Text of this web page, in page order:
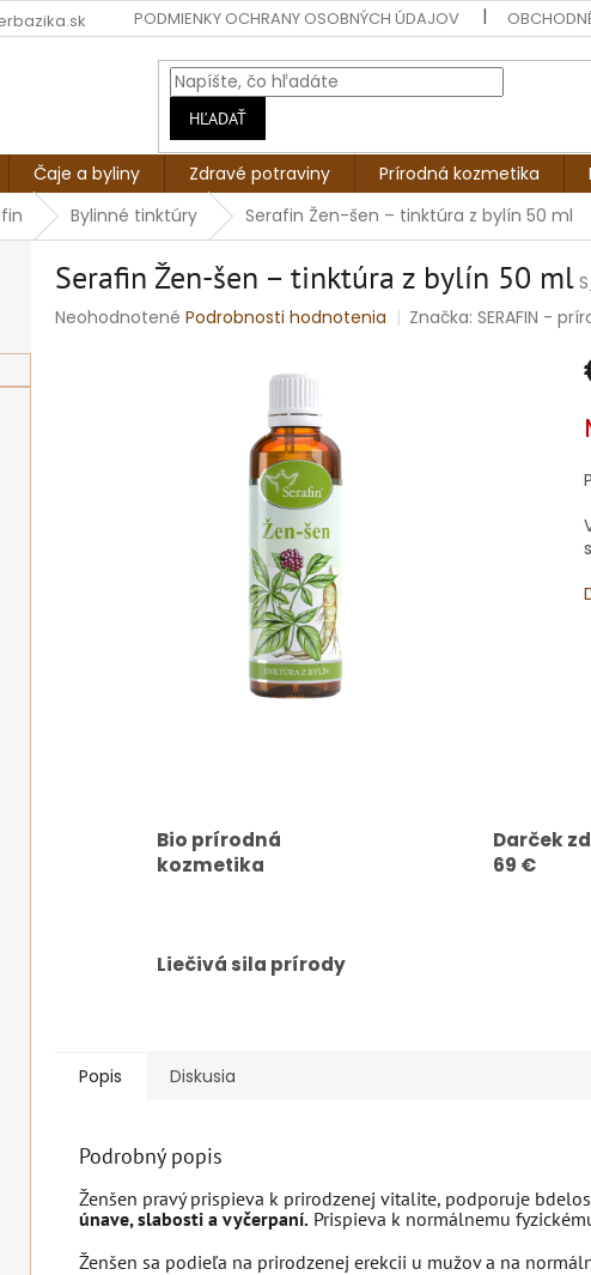
PODMIENKY OCHRANY OSOBNÝCH ÚDAJOV
HĽADAŤ
Čaje a byliny Zdravé potraviny Prírodná kozmetika
Bylinné tinktúry Serafin Žen-šen – tinktúra z bylín 50 ml
Serafin Žen-šen – tinktúra z bylín 50 ml
Priemerné
Neohodnotené Podrobnosti hodnotenia Značka:SERAFIN -
Bio prírodná
kozmetika
Darček
69 €
Liečivá sila prírody
Popis Diskusia
Podrobný popis
Ženšen pravý prispieva k prirodzenej vitalite, podporuje
únave, slabosti a vyčerpaní. Prispieva k normálnemu
Ženšen sa podieľa na prirodzenej erekcii u mužov a na